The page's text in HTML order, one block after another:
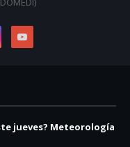
jueves? Meteorología